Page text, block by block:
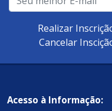
Realizar
Cancelar
Acesso à Informação: